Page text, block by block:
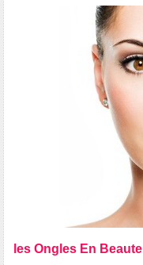
les Ongles En Beaute